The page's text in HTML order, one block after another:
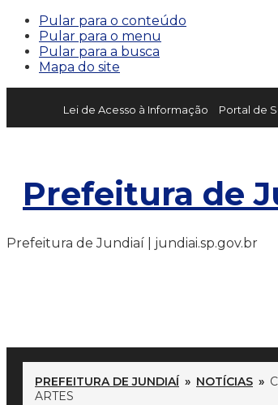
Pular para o conteúdo
Pular para o menu
Pular para a busca
Mapa do site
Lei de Acesso à Informação Portal de
Prefeitura de
Prefeitura de Jundiaí | jundiai.sp.gov.br
PREFEITURA DE JUNDIAÍ » NOTÍCIAS »
ARTES